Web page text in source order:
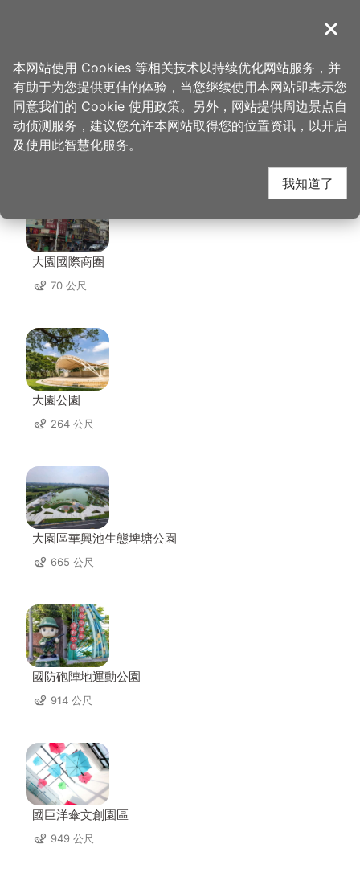
導覽
首页 > 想去的地方 > 美食、购物 > 大园商圈
大园商圈 周边景点
大園國際商圈
70 公尺
大園公園
264 公尺
大園區華興池生態埤塘公園
665 公尺
國防砲陣地運動公園
914 公尺
國巨洋傘文創園區
949 公尺
关闭
本网站使用 Cookies 等相关技术以持续优化网站服务，并
有助于为您提供更佳的体验，当您继续使用本网站即表示您
同意我们的 Cookie 使用政策。另外，网站提供周边景点自
动侦测服务，建议您允许本网站取得您的位置资讯，以开启
及使用此智慧化服务。
我知道了